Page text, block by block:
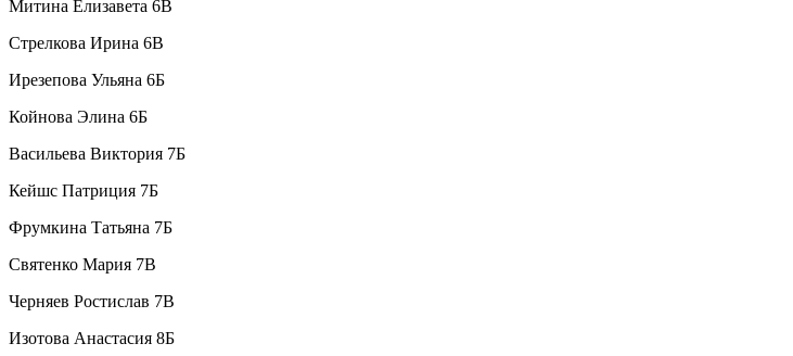
Митина Елизавета 6В
Стрелкова Ирина 6В
Ирезепова Ульяна 6Б
Койнова Элина 6Б
Васильева Виктория 7Б
Кейшс Патриция 7Б
Фрумкина Татьяна 7Б
Святенко Мария 7В
Черняев Ростислав 7В
Изотова Анастасия 8Б